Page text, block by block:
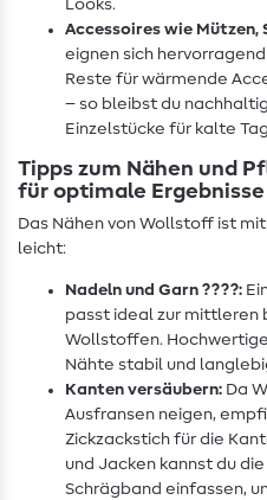
Looks.
Accessoires wie Mützen,
eignen sich
Reste für wärmende
– so bleibst du
Einzelstücke für kalte
Tipps zum Nähen und
für optimale Ergebnisse
Das Nähen von Wollstoff ist
leicht:
Nadeln und Garn ????:
passt ideal zur mittleren
Wollstoffen.
Nähte stabil und
Kanten versäubern: Da
Ausfransen neigen,
Zickzackstich für die
und Jacken kannst du
Schrägband einfassen,